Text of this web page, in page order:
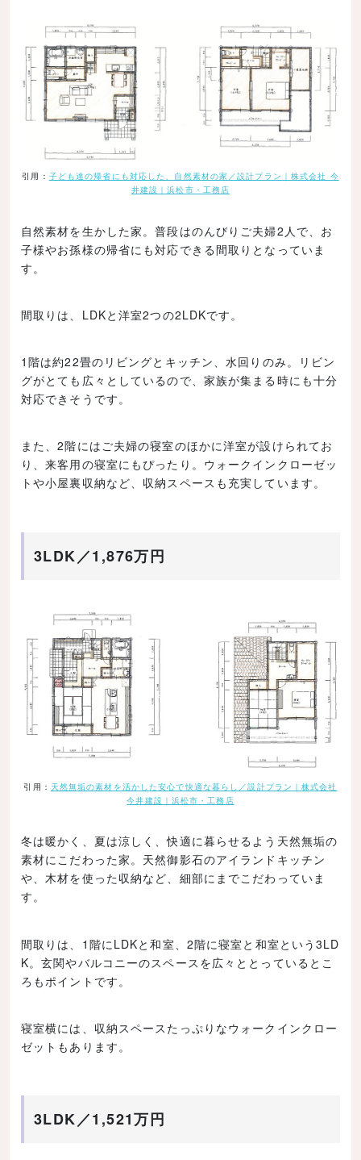
引用： 子ども達の帰省にも対応した、自然素材の家／設計プラン｜株式会社 今
井建設｜浜松市・工務店
自然素材を生かした家。普段はのんびりご夫婦2人で、お
子様やお孫様の帰省にも対応できる間取りとなっていま
す。
間取りは、LDKと洋室2つの2LDKです。
1階は約22畳のリビングとキッチン、水回りのみ。リビン
グがとても広々としているので、家族が集まる時にも十分
対応できそうです。
また、2階にはご夫婦の寝室のほかに洋室が設けられてお
り、来客用の寝室にもぴったり。ウォークインクローゼッ
トや小屋裏収納など、収納スペースも充実しています。
3LDK／1,876万円
引用： 天然無垢の素材を活かした安心で快適な暮らし／設計プラン｜株式会社
今井建設｜浜松市・工務店
冬は暖かく、夏は涼しく、快適に暮らせるよう天然無垢の
素材にこだわった家。天然御影石のアイランドキッチン
や、木材を使った収納など、細部にまでこだわっていま
す。
間取りは、1階にLDKと和室、2階に寝室と和室という3LD
K。玄関やバルコニーのスペースを広々ととっているとこ
ろもポイントです。
寝室横には、収納スペースたっぷりなウォークインクロー
ゼットもあります。
3LDK／1,521万円